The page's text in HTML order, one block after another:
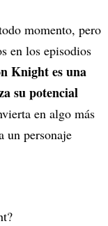
momento, pero
en los episodios
Knight es una
su potencial
en algo más
un personaje